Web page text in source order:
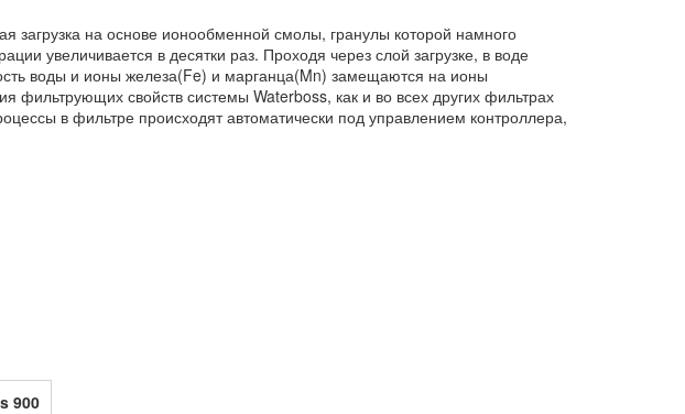
загрузка на основе ионообменной смолы, гранулы которой намного
увеличивается в десятки раз. Проходя через слой загрузке, в воде
воды и ионы железа(Fe) и марганца(Mn) замещаются на ионы
фильтрующих свойств системы Waterboss, как и во всех других фильтрах
в фильтре происходят автоматически под управлением контроллера,
900